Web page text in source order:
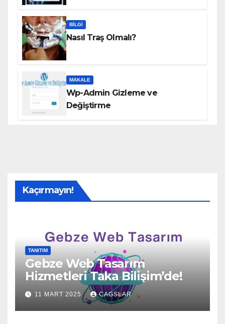
BILGI
Nasıl Traş Olmalı?
MAKALE
Wp-Admin Gizleme ve
Değiştirme
Kaçırmayın!
TANITIM
Gebze Web Tasarım
Hizmetleri Taka Bilişim’de!
11 MART 2025 CAGSLAR